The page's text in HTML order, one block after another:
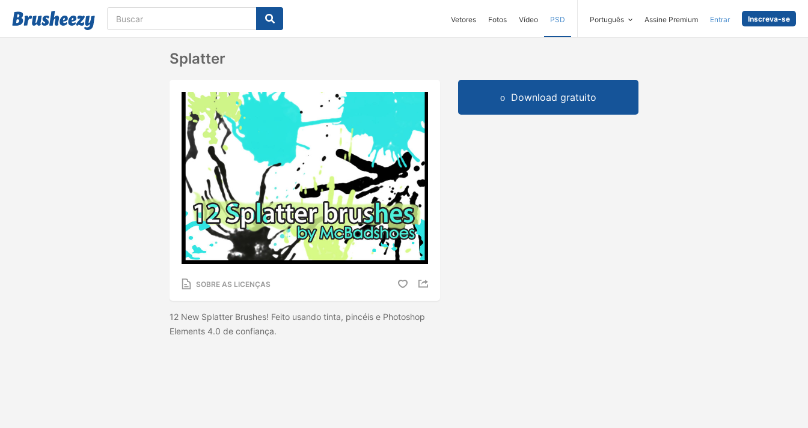
Vetores Fotos Vídeo PSD Português Assine Premium Entrar Inscreva-se
Splatter
SOBRE AS LICENÇAS
12 New Splatter Brushes! Feito usando tinta, pincéis e Photoshop
Elements 4.0 de confiança.
Download gratuito